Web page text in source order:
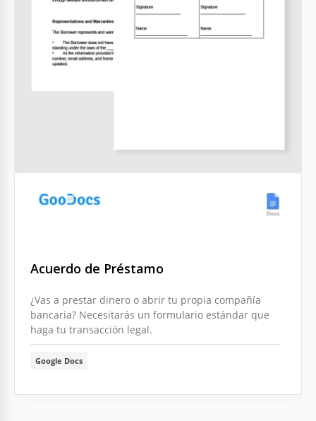
Acuerdo de Préstamo
¿Vas a prestar dinero o abrir tu propia compañía
bancaria? Necesitarás un formulario estándar que
haga tu transacción legal.
Google Docs